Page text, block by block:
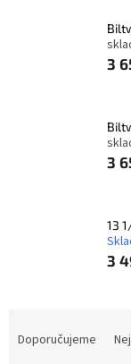
3
3
13
3
Doporučujeme